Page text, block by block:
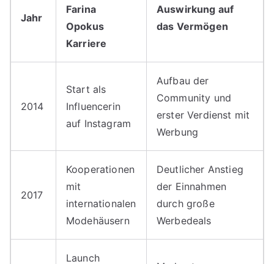
Jahr
Farina
Opokus
Karriere
Auswirkung auf
das Vermögen
2014
Start als
Influencerin
auf Instagram
Aufbau der
Community und
erster Verdienst mit
Werbung
2017
Kooperationen
mit
internationalen
Modehäusern
Deutlicher Anstieg
der Einnahmen
durch große
Werbedeals
Launch